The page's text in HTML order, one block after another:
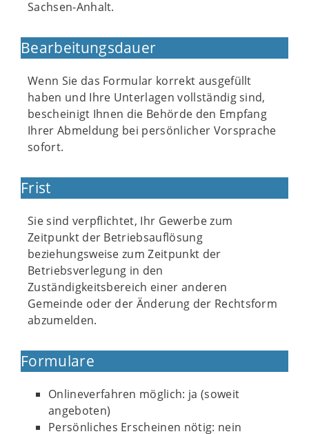
Sachsen-Anhalt.
Bearbeitungsdauer
Wenn Sie das Formular korrekt ausgefüllt
haben und Ihre Unterlagen vollständig sind,
bescheinigt Ihnen die Behörde den Empfang
Ihrer Abmeldung bei persönlicher Vorsprache
sofort.
Frist
Sie sind verpflichtet, Ihr Gewerbe zum
Zeitpunkt der Betriebsauflösung
beziehungsweise zum Zeitpunkt der
Betriebsverlegung in den
Zuständigkeitsbereich einer anderen
Gemeinde oder der Änderung der Rechtsform
abzumelden.
Formulare
Onlineverfahren möglich: ja (soweit
angeboten)
Persönliches Erscheinen nötig: nein